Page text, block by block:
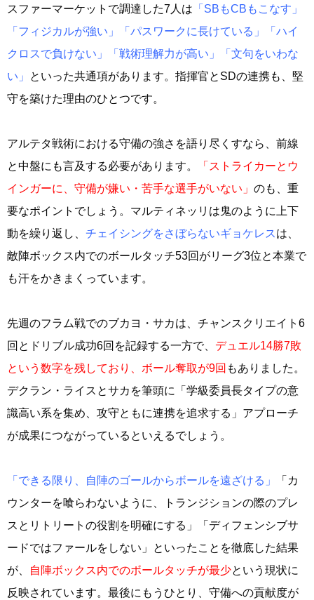
スファーマーケットで調達した7人は 「SBもCBもこなす」
「フィジカルが強い」「パスワークに長けている」「ハイ
クロスで負けない」「戦術理解力が高い」「文句をいわな
い」
といった共通項があります。指揮官とSDの連携も、堅
守を築けた理由のひとつです。
アルテタ戦術における守備の強さを語り尽くすなら、前線
と中盤にも言及する必要があります。
「ストライカーとウ
インガーに、守備が嫌い・苦手な選手がいない」 のも、重
要なポイントでしょう。マルティネッリは鬼のように上下
動を繰り返し、 チェイシングをさぼらないギョケレスは、
敵陣ボックス内でのボールタッチ53回がリーグ3位と本業で
も汗をかきまくっています。
先週のフラム戦でのブカヨ・サカは、チャンスクリエイト6
回とドリブル成功6回を記録する一方で、 デュエル14勝7敗
という数字を残しており、ボール奪取が9回 もありました。
デクラン・ライスとサカを筆頭に「学級委員長タイプの意
識高い系を集め、攻守ともに連携を追求する」アプローチ
が成果につながっているといえるでしょう。
「できる限り、自陣のゴールからボールを遠ざける」
「カ
ウンターを喰らわないように、トランジションの際のプレ
スとリトリートの役割を明確にする」「ディフェンシブサ
ードではファールをしない」といったことを徹底した結果
が、
自陣ボックス内でのボールタッチが最少という現状に
反映されています。最後にもうひとり、守備への貢献度が